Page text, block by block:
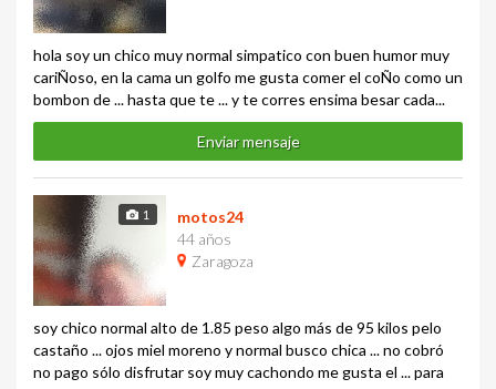
hola soy un chico muy normal simpatico con buen humor muy
cariÑoso, en la cama un golfo me gusta comer el coÑo como un
bombon de ... hasta que te ... y te corres ensima besar cada...
Enviar mensaje
1
motos24
44 años
Zaragoza
soy chico normal alto de 1.85 peso algo más de 95 kilos pelo
castaño ... ojos miel moreno y normal busco chica ... no cobró
no pago sólo disfrutar soy muy cachondo me gusta el ... para